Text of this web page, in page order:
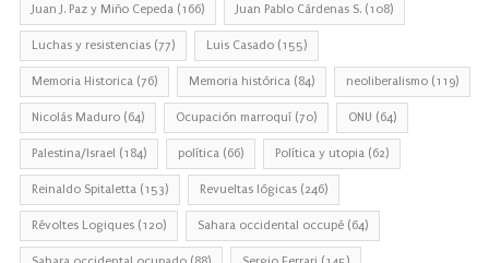
Juan J. Paz y Miño Cepeda (166) Juan Pablo Cárdenas S. (108)
Luchas y resistencias (77) Luis Casado (155)
Memoria Historica (76) Memoria histórica (84) neoliberalismo (119)
Nicolás Maduro (64) Ocupación marroquí (70) ONU (64)
Palestina/Israel (184) política (66) Política y utopia (62)
Reinaldo Spitaletta (153) Revueltas lógicas (246)
Révoltes Logiques (120) Sahara occidental occupé (64)